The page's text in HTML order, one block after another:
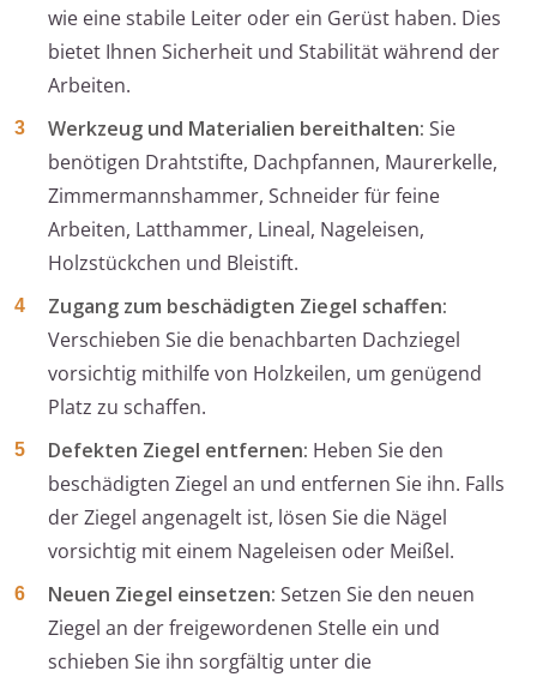
wie eine stabile Leiter oder ein Gerüst haben. Dies
bietet Ihnen Sicherheit und Stabilität während der
Arbeiten.
Werkzeug und Materialien bereithalten: Sie
benötigen Drahtstifte, Dachpfannen, Maurerkelle,
Zimmermannshammer, Schneider für feine
Arbeiten, Latthammer, Lineal, Nageleisen,
Holzstückchen und Bleistift.
Zugang zum beschädigten Ziegel schaffen:
Verschieben Sie die benachbarten Dachziegel
vorsichtig mithilfe von Holzkeilen, um genügend
Platz zu schaffen.
Defekten Ziegel entfernen: Heben Sie den
beschädigten Ziegel an und entfernen Sie ihn. Falls
der Ziegel angenagelt ist, lösen Sie die Nägel
vorsichtig mit einem Nageleisen oder Meißel.
Neuen Ziegel einsetzen: Setzen Sie den neuen
Ziegel an der freigewordenen Stelle ein und
schieben Sie ihn sorgfältig unter die